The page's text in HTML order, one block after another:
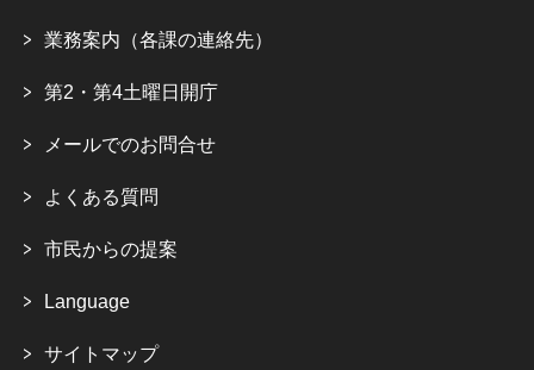
業務案内（各課の連絡先）
第2・第4土曜日開庁
メールでのお問合せ
よくある質問
市民からの提案
Language
サイトマップ